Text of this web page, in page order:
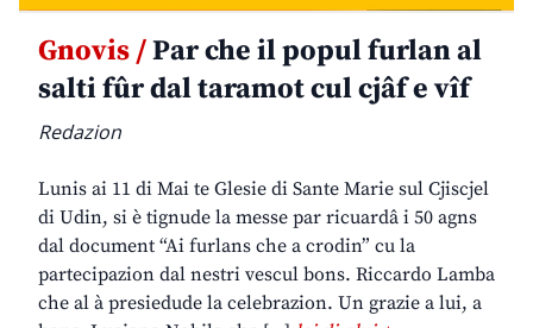
Gnovis /Par che il popul furlan al
salti fûr dal taramot cul cjâf e vîf
Redazion
Lunis ai 11 di Mai te Glesie di Sante Marie sul Cjiscjel
di Udin, si è tignude la messe par ricuardâ i 50 agns
dal document “Ai furlans che a crodin” cu la
partecipazion dal nestri vescul bons. Riccardo Lamba
che al à presiedude la celebrazion. Un grazie a lui, a